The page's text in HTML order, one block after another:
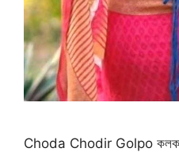
Choda Chodir Golpo